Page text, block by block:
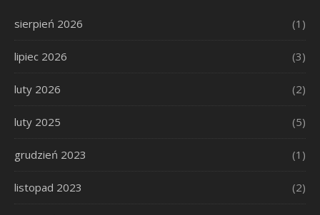
sierpień 2026 (1)
lipiec 2026 (3)
luty 2026 (2)
luty 2025 (5)
grudzień 2023 (1)
listopad 2023 (2)